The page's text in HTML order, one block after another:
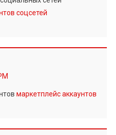
соцсетей
маркетплейс аккаунтов